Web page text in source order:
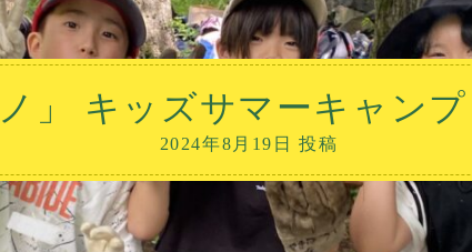
」 キッズサマーキャンプ
2024年8月19日 投稿